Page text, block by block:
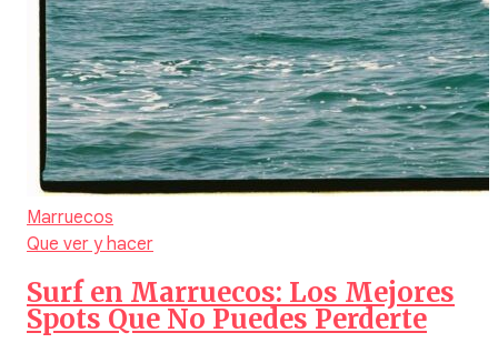
Marruecos
Que ver y hacer
Surf en Marruecos: Los Mejores
Spots Que No Puedes Perderte